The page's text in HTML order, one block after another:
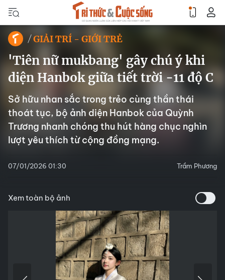
GIẢI TRÍ - GIỚI TRẺ
'Tiên nữ mukbang' gây chú ý khi
diện Hanbok giữa tiết trời -11 độ C
Sở hữu nhan sắc trong trẻo cùng thần thái
thoát tục, bộ ảnh diện Hanbok của Quỳnh
Trương nhanh chóng thu hút hàng chục nghìn
lượt yêu thích từ cộng đồng mạng.
07/01/2026 01:30 Trầm Phương
Xem toàn bộ ảnh